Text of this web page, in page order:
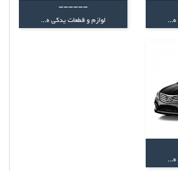
ه...
------
لوازم و قطعات یدکی ه...
ه...